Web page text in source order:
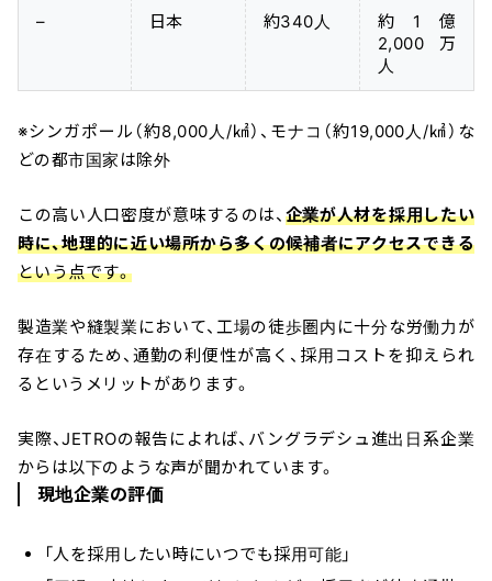
– 日本 約340人
約1億
2,000万
人
※シンガポール（約8,000人/㎢）、モナコ（約19,000人/㎢）な
どの都市国家は除外
この高い人口密度が意味するのは、 企業が人材を採用したい
時に、地理的に近い場所から多くの候補者にアクセスできる
という点です。
製造業や縫製業において、工場の徒歩圏内に十分な労働力が
存在するため、通勤の利便性が高く、採用コストを抑えられ
るというメリットがあります。
実際、JETROの報告によれば、バングラデシュ進出日系企業
からは以下のような声が聞かれています。
現地企業の評価
「人を採用したい時にいつでも採用可能」